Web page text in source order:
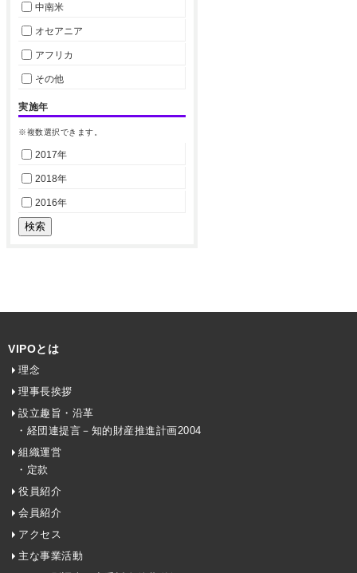
中南米
オセアニア
アフリカ
その他
実施年
※複数選択できます。
2017年
2018年
2016年
VIPOとは
理念
理事長挨拶
設立趣旨・沿革
・経団連提言－知的財産推進計画2004
組織運営
・定款
役員紹介
会員紹介
アクセス
主な事業活動